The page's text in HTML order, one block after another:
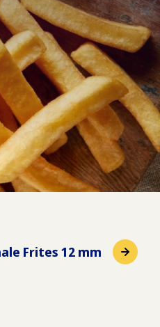
Frites 12 mm